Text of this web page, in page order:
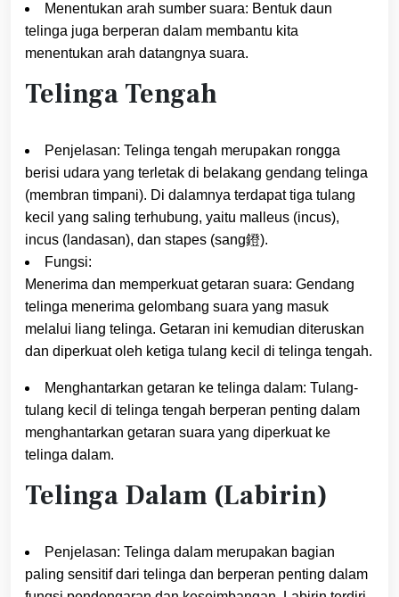
Menentukan arah sumber suara: Bentuk daun
telinga juga berperan dalam membantu kita
menentukan arah datangnya suara.
Telinga Tengah
Penjelasan: Telinga tengah merupakan rongga
berisi udara yang terletak di belakang gendang telinga
(membran timpani). Di dalamnya terdapat tiga tulang
kecil yang saling terhubung, yaitu malleus (incus),
incus (landasan), dan stapes (sang鐙).
Fungsi:
Menerima dan memperkuat getaran suara: Gendang
telinga menerima gelombang suara yang masuk
melalui liang telinga. Getaran ini kemudian diteruskan
dan diperkuat oleh ketiga tulang kecil di telinga tengah.
Menghantarkan getaran ke telinga dalam: Tulang-
tulang kecil di telinga tengah berperan penting dalam
menghantarkan getaran suara yang diperkuat ke
telinga dalam.
Telinga Dalam (Labirin)
Penjelasan: Telinga dalam merupakan bagian
paling sensitif dari telinga dan berperan penting dalam